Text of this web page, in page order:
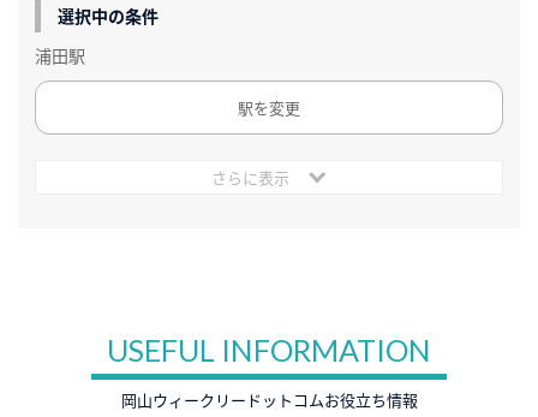
選択中の条件
浦田駅
駅を変更
さらに表示
USEFUL INFORMATION
岡山ウィークリードットコムお役立ち情報